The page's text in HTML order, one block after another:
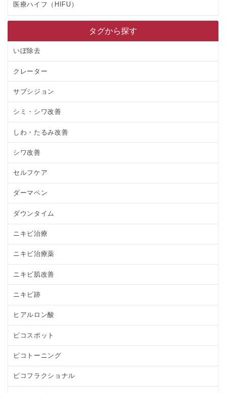
医療ハイフ（HIFU）
タグから探す
いぼ除去
クレーター
サブシジョン
シミ・シワ改善
しわ・たるみ改善
シワ改善
セルフケア
ダーマペン
ダウンタイム
ニキビ治療
ニキビ治療薬
ニキビ肌改善
ニキビ跡
ヒアルロン酸
ピコスポット
ピコトーニング
ピコフラクショナル